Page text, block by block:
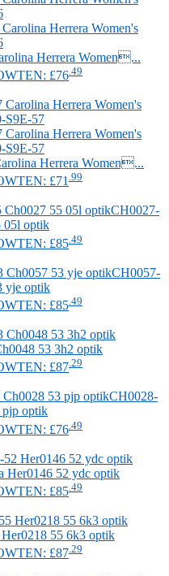
Herrera Women...
£76 .49
Herrera Women...
£71 .99
CH0027-
05l optik
£85 .49
CH0057-
yje optik
£85 .49
53 3h2 optik
£87.29
CH0028-
pjp optik
£76 .49
Her0146 52 ydc optik
£85 .49
Her0218 55 6k3 optik
£87 .29